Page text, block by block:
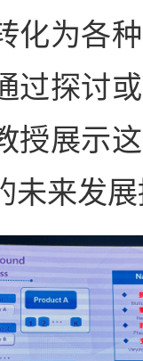
化为各
过探讨
授展示
未来发